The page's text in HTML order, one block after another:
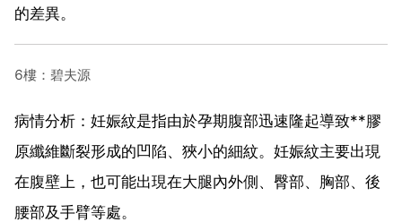
的差異。
6樓：碧夫源
病情分析：妊娠紋是指由於孕期腹部迅速隆起導致**膠
原纖維斷裂形成的凹陷、狹小的細紋。妊娠紋主要出現
在腹壁上，也可能出現在大腿內外側、臀部、胸部、後
腰部及手臂等處。